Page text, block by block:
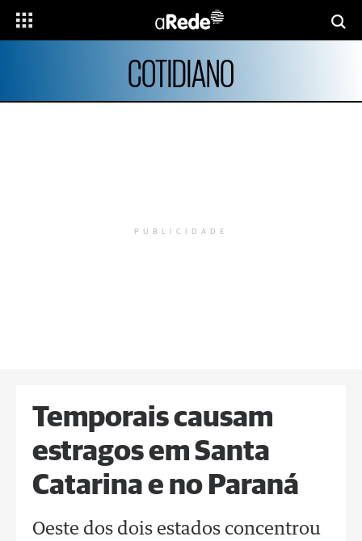
COTIDIANO
PUBLICIDADE
Temporais causam
estragos em Santa
Catarina e no Paraná
Oeste dos dois estados concentrou